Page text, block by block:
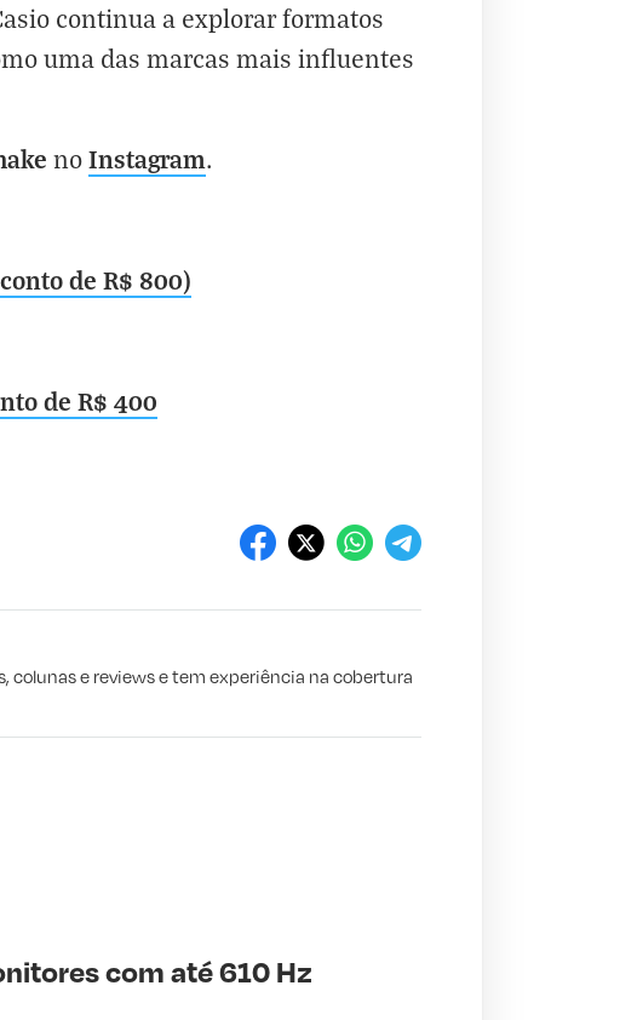
continua a explorar formatos
uma das marcas mais influentes
noInstagram.
de R$ 800)
de R$ 400
colunas e reviews e tem experiência na cobertura
com até 610 Hz